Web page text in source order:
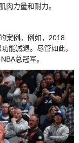
肉力量和耐力。
案例。例如，2018
能减退。尽管如此，
总冠军。